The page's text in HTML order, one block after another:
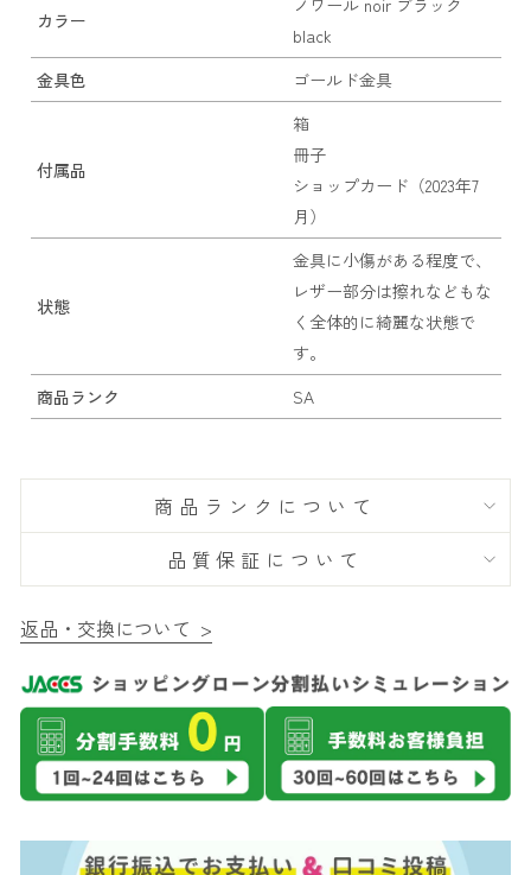
カラー
ノワール noir ブラック
black
金具色
ゴールド金具
付属品
箱
冊子
ショップカード（2023年7
月）
状態
金具に小傷がある程度で、
レザー部分は擦れなどもな
く全体的に綺麗な状態で
す。
商品ランク
SA
商品ランクについて
品質保証について
返品・交換について >